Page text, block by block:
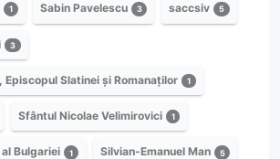
1 Sabin Pavelescu 3 saccsiv 5
3
Episcopul Slatinei și Romanaților 1
Sfântul Nicolae Velimirovici 1
Bulgariei 1 Silvian-Emanuel Man 5